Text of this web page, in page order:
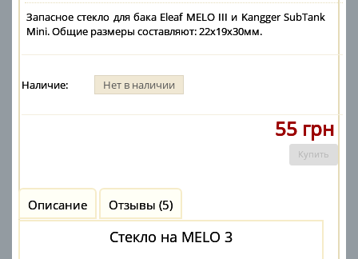
Запасное стекло для бака Eleaf MELO III и Kangger SubTank
Mini. Общие размеры составляют: 22х19х30мм.
Наличие: Нет в наличии
55 грн
Купить
Описание Отзывы (5)
Стекло на MELO 3